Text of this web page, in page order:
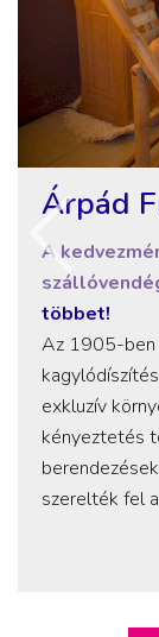
Árpád
A
többet!
Az 1905-ben
exkluzív
kényeztetés
szerelték fel